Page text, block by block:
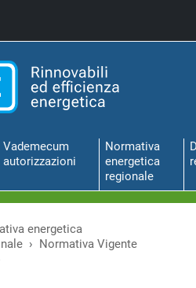
Vademecum
autorizzazioni
Normativa
energetica
regionale
energetica
Normativa Vigente